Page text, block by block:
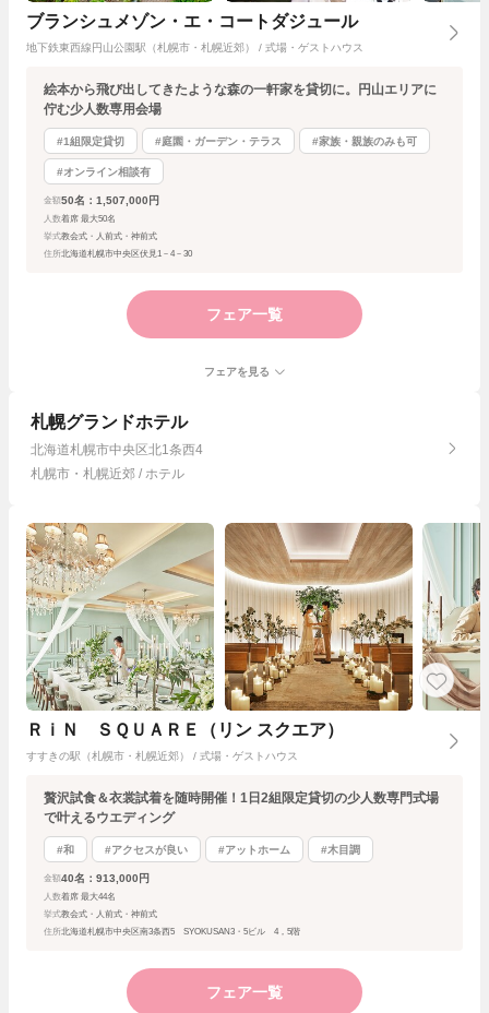
ブランシュメゾン・エ・コートダジュール
地下鉄東西線円山公園駅（札幌市・札幌近郊） / 式場・ゲストハウス
絵本から飛び出してきたような森の一軒家を貸切に。円山エリアに
佇む少人数専用会場
#1組限定貸切 #庭園・ガーデン・テラス #家族・親族のみも可
#オンライン相談有
金額 50名：1,507,000円
人数着席 最大50名
挙式教会式・人前式・神前式
住所北海道札幌市中央区伏見1－4－30
フェア一覧
フェアを見る
札幌グランドホテル
北海道札幌市中央区北1条西4
札幌市・札幌近郊 / ホテル
ＲｉＮ ＳＱＵＡＲＥ（リン スクエア）
すすきの駅（札幌市・札幌近郊） / 式場・ゲストハウス
贅沢試食＆衣裳試着を随時開催！1日2組限定貸切の少人数専門式場
で叶えるウエディング
#和 #アクセスが良い #アットホーム #木目調
金額 40名：913,000円
人数着席 最大44名
挙式教会式・人前式・神前式
住所北海道札幌市中央区南3条西5 SYOKUSAN3・5ビル 4，5階
フェア一覧